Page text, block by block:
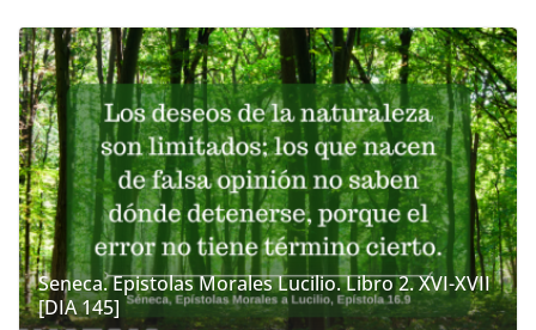
Seneca. Epistolas Morales Lucilio. Libro 2. XVI-XVII
[DIA 145]